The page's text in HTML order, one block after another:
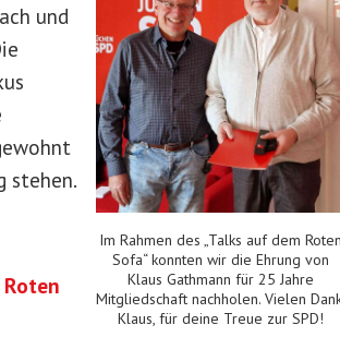
Im Rahmen des „Talks auf dem
Sofa“ konnten wir die Ehrung von
Klaus Gathmann für 25 Jahre
Mitgliedschaft nachholen. Vielen
Klaus, für deine Treue zur SPD!
und
stehen.